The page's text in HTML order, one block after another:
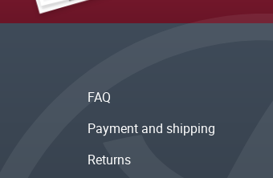
FAQ
Payment and shipping
Returns